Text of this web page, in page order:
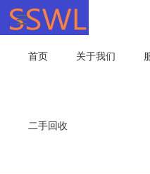
首页 关于我们
二手回收